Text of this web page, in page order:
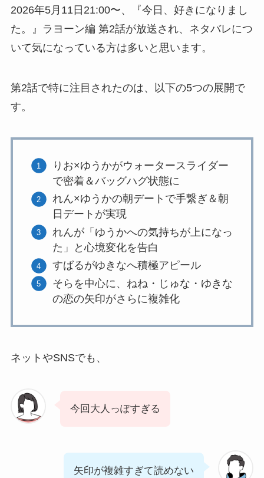
2026年5月11日21:00〜、『今日、好きになりまし
た。』ラヨーン編 第2話が放送され、ネタバレにつ
いて気になっている方は多いと思います。
第2話で特に注目されたのは、以下の5つの展開で
す。
りお×ゆうかがウォータースライダー
で密着＆バッグハグ状態に
れん×ゆうかの朝デートで手繋ぎ＆朝
日デートが実現
れんが「ゆうかへの気持ちが上になっ
た」と心境変化を告白
すばるがゆきなへ積極アピール
そらを中心に、ねね・じゅな・ゆきな
の恋の矢印がさらに複雑化
ネットやSNSでも、
今回大人っぽすぎる
矢印が複雑すぎて読めない